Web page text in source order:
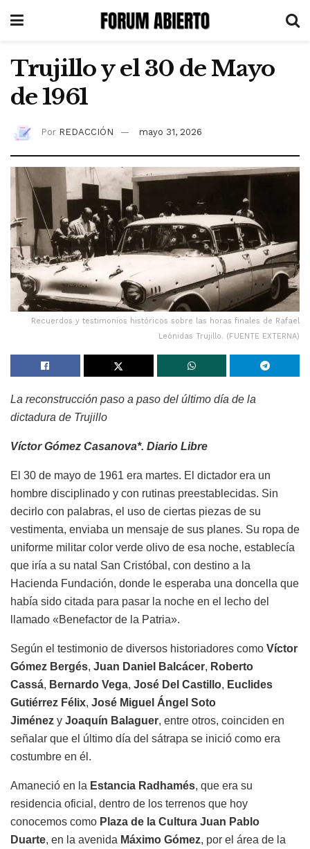
Trujillo y el 30 de Mayo
de 1961
Por REDACCIÓN mayo 31, 2026
Recuerdos y testimonios históricos sobre las horas finales de Rafael
Leónidas Trujillo. (FUENTE EXTERNA)
La reconstrucción paso a paso del último día de la
dictadura de Trujillo
Víctor Gómez Casanova*. Diario Libre
El 30 de mayo de 1961 era martes. El dictador era un
hombre disciplinado y con rutinas preestablecidas. Sin
decirlo con palabras, el uso de ciertas piezas de su
vestimenta, enviaba un mensaje de sus planes. Su ropa de
uniforme militar color verde olivo de esa noche, establecía
que iría a su natal San Cristóbal, con destino a la
Hacienda Fundación, donde le esperaba una doncella que
había sido citada para pasar la noche en el lecho del
llamado «Benefactor de la Patria».
Según el testimonio de diversos historiadores como Víctor
Gómez Bergés, Juan Daniel Balcácer, Roberto
Cassá, Bernardo Vega, José Del Castillo, Euclides
Gutiérrez Félix, José Miguel Ángel Soto
Jiménez y Joaquín Balaguer, entre otros, coinciden en
señalar que el último día del sátrapa se inició como era
costumbre en él.
Amaneció en la Estancia Radhamés, que era su
residencia oficial, dentro de los terrenos que hoy
conocemos como Plaza de la Cultura Juan Pablo
Duarte, en la avenida Máximo Gómez, por el área de la